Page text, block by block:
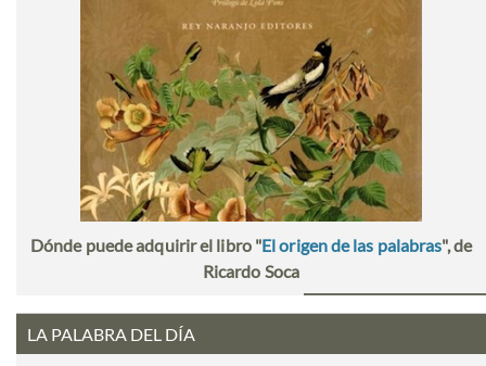
Dónde puede adquirir el libro "El origen de las palabras", de
Ricardo Soca
LA PALABRA DEL DÍA